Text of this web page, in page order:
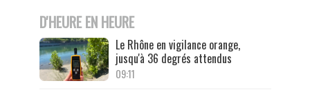
D'HEURE EN HEURE
Le Rhône en vigilance orange,
jusqu'à 36 degrés attendus
09:11